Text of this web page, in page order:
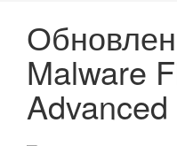
Malware